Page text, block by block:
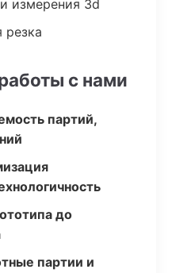
измерения 3d
резка
с нами
партий,
до
партии и